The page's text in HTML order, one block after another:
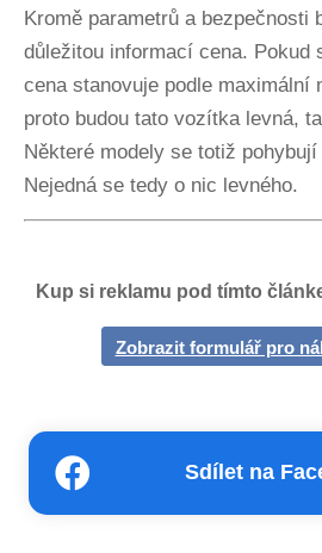
Kromě parametrů a bezpečnosti
důležitou informací cena. Pokud
cena stanovuje podle maximální
proto budou tato vozítka levná,
Některé modely se totiž pohybují
Nejedná se tedy o nic levného.
Kup si reklamu pod tímto
Zobrazit formulář pro
Sdílet na